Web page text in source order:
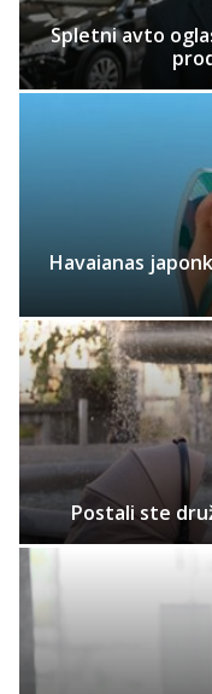
Spletni avto
Havaianas
Postali ste